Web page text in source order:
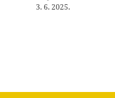
3. 6. 2025.